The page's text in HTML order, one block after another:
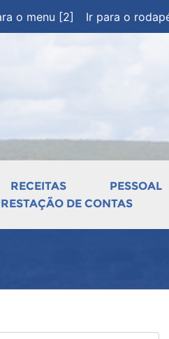
o menu [2] Ir para o
RECEITAS PESSOAL
DE CONTAS